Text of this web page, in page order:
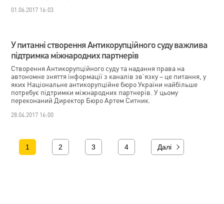
01.06.2017 16:03
У питанні створення Антикорупційного суду важлива
підтримка міжнародних партнерів
Створення Антикорупційного суду та надання права на
автономне зняття інформації з каналів зв’язку – це питання, у
яких Національне антикорупційне бюро України найбільше
потребує підтримки міжнародних партнерів. У цьому
переконаний Директор Бюро Артем Ситник.
28.04.2017 16:00
1 2 3 4 Далі